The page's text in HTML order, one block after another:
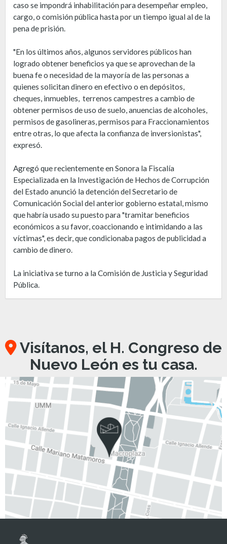
caso se impondrá inhabilitación para desempeñar empleo,
cargo, o comisión pública hasta por un tiempo igual al de la
pena de prisión.
"En los últimos años, algunos servidores públicos han
logrado obtener beneficios ya que se aprovechan de la
buena fe o necesidad de la mayoría de las personas a
quienes solicitan dinero en efectivo o en depósitos,
cheques, inmuebles, terrenos campestres a cambio de
obtener permisos de uso de suelo, anuencias de alcoholes,
permisos de gasolineras, permisos para Fraccionamientos
entre otras, lo que afecta la confianza de inversionistas",
expresó.
Agregó que recientemente en Sonora la Fiscalía
Especializada en la Investigación de Hechos de Corrupción
del Estado anunció la detención del Secretario de
Comunicación Social del anterior gobierno estatal, mismo
que habría usado su puesto para "tramitar beneficios
económicos a su favor, coaccionando e intimidando a las
víctimas", es decir, que condicionaba pagos de publicidad a
cambio de dinero.
La iniciativa se turno a la Comisión de Justicia y Seguridad
Pública.
Visítanos, el H. Congreso de
Nuevo León es tu casa.